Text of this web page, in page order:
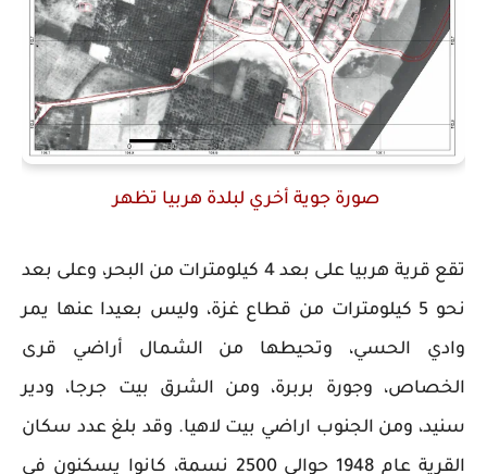
صورة جوية أخري لبلدة هربيا تظهر
تقع قرية هربيا على بعد 4 كيلومترات من البحر، وعلى بعد
نحو 5 كيلومترات من قطاع غزة، وليس بعيدا عنها يمر
وادي الحسي، وتحيطها من الشمال أراضي قرى
الخصاص، وجورة بربرة، ومن الشرق بيت جرجا، ودير
سنيد، ومن الجنوب اراضي بيت لاهيا. وقد بلغ عدد سكان
القرية عام 1948 حوالي 2500 نسمة، كانوا يسكنون في